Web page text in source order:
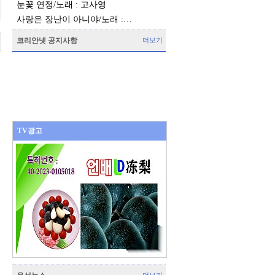
눈꽃 연정/노래 : 고사영
사랑은 장난이 아니야/노래 :…
코리안넷 공지사항 더보기
TV광고